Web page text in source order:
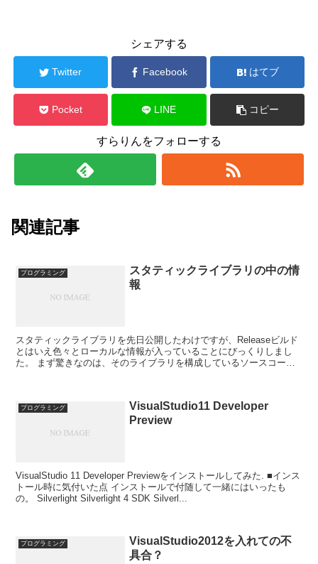
シェアする
Twitter Facebook はてブ
Pocket LINE コピー
すらりんをフォローする
関連記事
プログラミング
スタティックライブラリの中の情
報
スタティックライブラリを先日公開したわけですが、Releaseビルド
とはいえ色々とローカルな情報が入っていることにびっくりしまし
た。 まず驚きなのは、そのライブラリを構成しているソースコード
プログラミング
VisualStudio11 Developer
Preview
VisualStudio 11 Developer Previewをインストールしてみた. ■インス
トール時に気付いた点 インストールで付随して一緒にはいったも
の。 Silverlight Silverlight 4 SDK Silverl...
プログラミング
VisualStudio2012を入れての不
具合？